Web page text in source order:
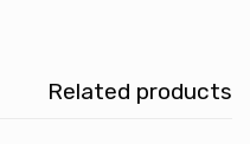
Related products